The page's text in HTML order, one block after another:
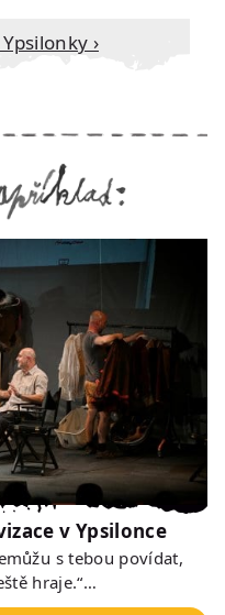
›
v Ypsilonce
s tebou povídat,
hraje.“…